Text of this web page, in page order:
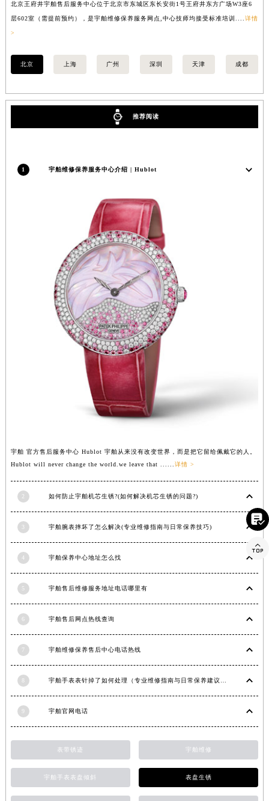
北京王府井宇舶售后服务中心位于北京市东城区东长安街1号王府井东方广场W3座6
层602室（需提前预约），是宇舶维修保养服务网点,中心技师均接受标准培训.... 详情
>
北京 上海 广州 深圳 天津 成都
推荐阅读
1 宇舶维修保养服务中心介绍 | Hublot
宇舶 官方售后服务中心 Hublot 宇舶从来没有改变世界，而是把它留给佩戴它的人。
Hublot will never change the world.we leave that ...... 详情 >
2 如何防止宇舶机芯生锈?(如何解决机芯生锈的问题?)
3 宇舶腕表摔坏了怎么解决(专业维修指南与日常保养技巧)
4 宇舶保养中心地址怎么找
5 宇舶售后维修服务地址电话哪里有
6 宇舶售后网点热线查询
7 宇舶维修保养售后中心电话热线
8
9 宇舶官网电话
表带锈迹 宇舶维修
宇舶手表表盘倾斜 表盘生锈

